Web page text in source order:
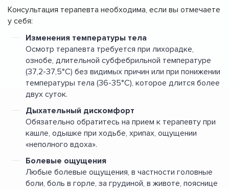
Консультация терапевта необходима, если вы отмечаете
у себя:
Изменения температуры тела
Осмотр терапевта требуется при лихорадке,
ознобе, длительной субфебрильной температуре
(37,2-37,5°C) без видимых причин или при понижении
температуры тела (36-35°C), которое длится более
двух суток.
Дыхательный дискомфорт
Обязательно обратитесь на прием к терапевту при
кашле, одышке при ходьбе, хрипах, ощущении
«неполного вдоха».
Болевые ощущения
Любые болевые ощущения, в частности головные
боли, боль в горле, за грудиной, в животе, пояснице